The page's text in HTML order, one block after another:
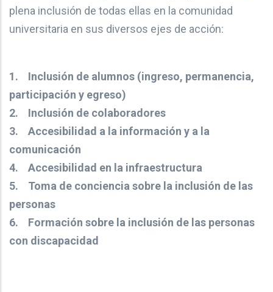
plena inclusión de todas ellas en la comunidad
universitaria en sus diversos ejes de acción:
1. Inclusión de alumnos (ingreso, permanencia,
participación y egreso)
2. Inclusión de colaboradores
3. Accesibilidad a la información y a la
comunicación
4. Accesibilidad en la infraestructura
5. Toma de conciencia sobre la inclusión de las
personas
6. Formación sobre la inclusión de las personas
con discapacidad